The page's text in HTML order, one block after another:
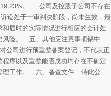
19.23%。 公司及控股子公司不存在
处于一审判决阶段，尚未生效，最
届时的实际情况进行相应的会计处
风险。 五、其他应注意事项锡中
公司进行预重整备案登记，不代表正
序以及重整能否成功均存在不确定
理工作。 六、备查文件 特此公